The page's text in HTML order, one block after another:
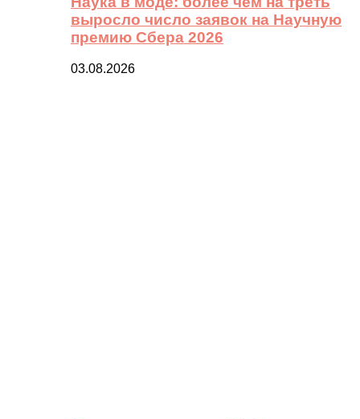
выросло число заявок на Научную
премию Сбера 2026
03.08.2026